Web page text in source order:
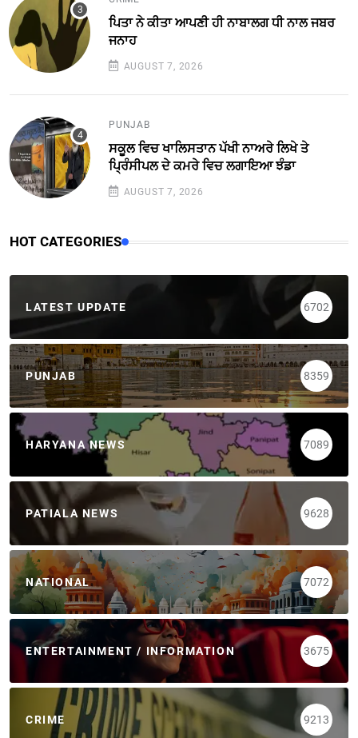
ਪਿਤਾ ਨੇ ਕੀਤਾ ਆਪਣੀ ਹੀ ਨਾਬਾਲਗ ਧੀ ਨਾਲ ਜਬਰ
ਜਨਾਹ
AUGUST 7, 2026
PUNJAB
ਸਕੂਲ ਵਿਚ ਖਾਲਿਸਤਾਨ ਪੱਖੀ ਨਾਅਰੇ ਲਿਖੇ ਤੇ
ਪ੍ਰਿੰਸੀਪਲ ਦੇ ਕਮਰੇ ਵਿਚ ਲਗਾਇਆ ਝੰਡਾ
AUGUST 7, 2026
HOT CATEGORIES
LATEST UPDATE 6702
PUNJAB 8359
HARYANA NEWS 7089
PATIALA NEWS 9628
NATIONAL 7072
ENTERTAINMENT / INFORMATION 3675
CRIME 9213